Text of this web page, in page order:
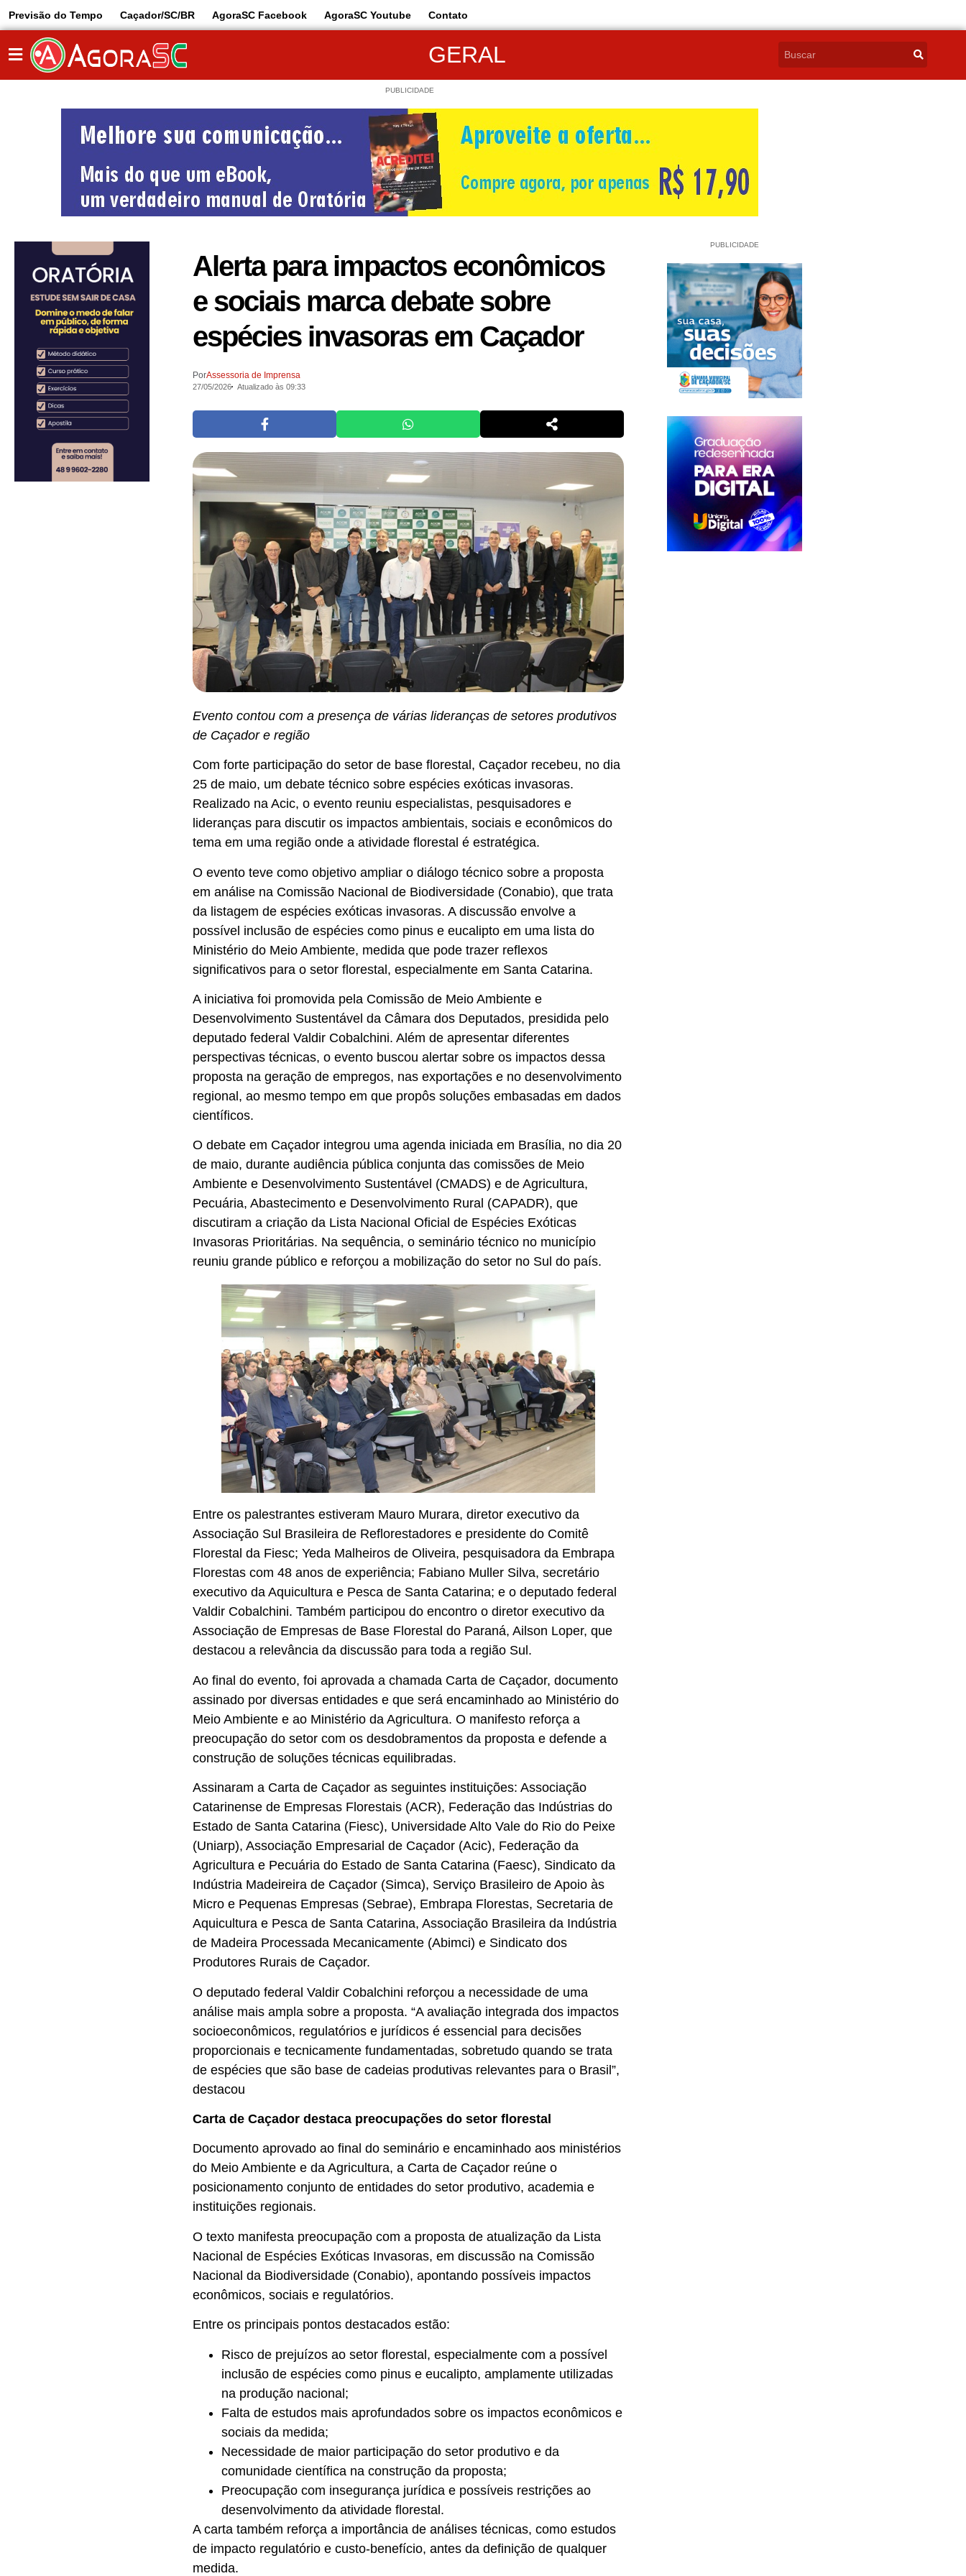
Previsão do Tempo Caçador/SC/BR AgoraSC Facebook AgoraSC Youtube Contato
GERAL
PUBLICIDADE
Alerta para impactos econômicos
e sociais marca debate sobre
espécies invasoras em Caçador
PorAssessoria de Imprensa
27/05/2026 Atualizado às 09:33
Evento contou com a presença de várias lideranças de setores produtivos
de Caçador e região
Com forte participação do setor de base florestal, Caçador recebeu, no dia
25 de maio, um debate técnico sobre espécies exóticas invasoras.
Realizado na Acic, o evento reuniu especialistas, pesquisadores e
lideranças para discutir os impactos ambientais, sociais e econômicos do
tema em uma região onde a atividade florestal é estratégica.
O evento teve como objetivo ampliar o diálogo técnico sobre a proposta
em análise na Comissão Nacional de Biodiversidade (Conabio), que trata
da listagem de espécies exóticas invasoras. A discussão envolve a
possível inclusão de espécies como pinus e eucalipto em uma lista do
Ministério do Meio Ambiente, medida que pode trazer reflexos
significativos para o setor florestal, especialmente em Santa Catarina.
A iniciativa foi promovida pela Comissão de Meio Ambiente e
Desenvolvimento Sustentável da Câmara dos Deputados, presidida pelo
deputado federal Valdir Cobalchini. Além de apresentar diferentes
perspectivas técnicas, o evento buscou alertar sobre os impactos dessa
proposta na geração de empregos, nas exportações e no desenvolvimento
regional, ao mesmo tempo em que propôs soluções embasadas em dados
científicos.
O debate em Caçador integrou uma agenda iniciada em Brasília, no dia 20
de maio, durante audiência pública conjunta das comissões de Meio
Ambiente e Desenvolvimento Sustentável (CMADS) e de Agricultura,
Pecuária, Abastecimento e Desenvolvimento Rural (CAPADR), que
discutiram a criação da Lista Nacional Oficial de Espécies Exóticas
Invasoras Prioritárias. Na sequência, o seminário técnico no município
reuniu grande público e reforçou a mobilização do setor no Sul do país.
Entre os palestrantes estiveram Mauro Murara, diretor executivo da
Associação Sul Brasileira de Reflorestadores e presidente do Comitê
Florestal da Fiesc; Yeda Malheiros de Oliveira, pesquisadora da Embrapa
Florestas com 48 anos de experiência; Fabiano Muller Silva, secretário
executivo da Aquicultura e Pesca de Santa Catarina; e o deputado federal
Valdir Cobalchini. Também participou do encontro o diretor executivo da
Associação de Empresas de Base Florestal do Paraná, Ailson Loper, que
destacou a relevância da discussão para toda a região Sul.
Ao final do evento, foi aprovada a chamada Carta de Caçador, documento
assinado por diversas entidades e que será encaminhado ao Ministério do
Meio Ambiente e ao Ministério da Agricultura. O manifesto reforça a
preocupação do setor com os desdobramentos da proposta e defende a
construção de soluções técnicas equilibradas.
Assinaram a Carta de Caçador as seguintes instituições: Associação
Catarinense de Empresas Florestais (ACR), Federação das Indústrias do
Estado de Santa Catarina (Fiesc), Universidade Alto Vale do Rio do Peixe
(Uniarp), Associação Empresarial de Caçador (Acic), Federação da
Agricultura e Pecuária do Estado de Santa Catarina (Faesc), Sindicato da
Indústria Madeireira de Caçador (Simca), Serviço Brasileiro de Apoio às
Micro e Pequenas Empresas (Sebrae), Embrapa Florestas, Secretaria de
Aquicultura e Pesca de Santa Catarina, Associação Brasileira da Indústria
de Madeira Processada Mecanicamente (Abimci) e Sindicato dos
Produtores Rurais de Caçador.
O deputado federal Valdir Cobalchini reforçou a necessidade de uma
análise mais ampla sobre a proposta. “A avaliação integrada dos impactos
socioeconômicos, regulatórios e jurídicos é essencial para decisões
proporcionais e tecnicamente fundamentadas, sobretudo quando se trata
de espécies que são base de cadeias produtivas relevantes para o Brasil”,
destacou
Carta de Caçador destaca preocupações do setor florestal
Documento aprovado ao final do seminário e encaminhado aos ministérios
do Meio Ambiente e da Agricultura, a Carta de Caçador reúne o
posicionamento conjunto de entidades do setor produtivo, academia e
instituições regionais.
O texto manifesta preocupação com a proposta de atualização da Lista
Nacional de Espécies Exóticas Invasoras, em discussão na Comissão
Nacional da Biodiversidade (Conabio), apontando possíveis impactos
econômicos, sociais e regulatórios.
Entre os principais pontos destacados estão:
Risco de prejuízos ao setor florestal, especialmente com a possível
inclusão de espécies como pinus e eucalipto, amplamente utilizadas
na produção nacional;
Falta de estudos mais aprofundados sobre os impactos econômicos e
sociais da medida;
Necessidade de maior participação do setor produtivo e da
comunidade científica na construção da proposta;
Preocupação com insegurança jurídica e possíveis restrições ao
desenvolvimento da atividade florestal.
A carta também reforça a importância de análises técnicas, como estudos
de impacto regulatório e custo-benefício, antes da definição de qualquer
medida.
PUBLICIDADE